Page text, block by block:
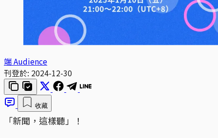
端 Audience
刊登於: 2024-12-30
收藏
「新聞，這樣聽」！